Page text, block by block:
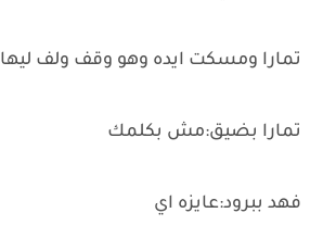
تمارا ومسكت ايده وهو وقف ولف ليها
تمارا بضيق:مش بكلمك
فهد ببرود:عايزه اي